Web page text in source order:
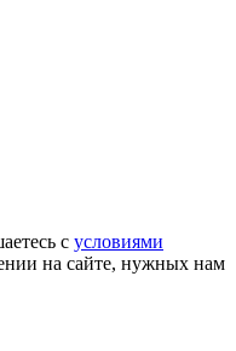
с условиями
на сайте, нужных нам